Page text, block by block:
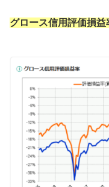
グロース信用評価損益